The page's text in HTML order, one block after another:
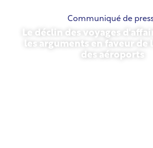
Communiqué de
Le déclin des voyages
les arguments en faveur de
des aéroports